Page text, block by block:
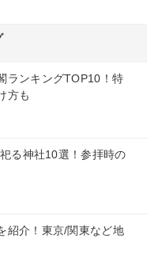
ランキングTOP10！特
方も
る神社10選！参拝時の
紹介！東京/関東など地